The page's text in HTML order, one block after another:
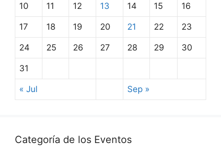
10 11 12 13 14 15 16
17 18 19 20 21 22 23
24 25 26 27 28 29 30
31
« Jul Sep »
Categoría de los Eventos